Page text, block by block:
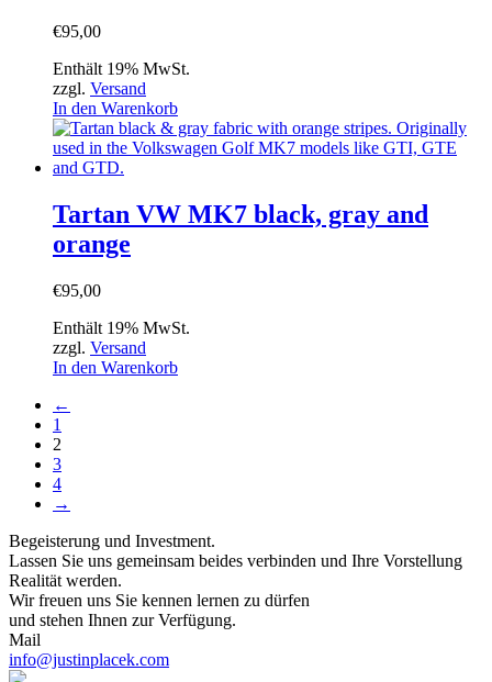
€95,00
Enthält 19% MwSt.
zzgl. Versand
In den Warenkorb
Tartan VW MK7 black, gray and
orange
€95,00
Enthält 19% MwSt.
zzgl. Versand
In den Warenkorb
←
1
2
3
4
→
Begeisterung und Investment.
Lassen Sie uns gemeinsam beides verbinden und Ihre Vorstellung
Realität werden.
Wir freuen uns Sie kennen lernen zu dürfen
und stehen Ihnen zur Verfügung.
Mail
info@justinplacek.com